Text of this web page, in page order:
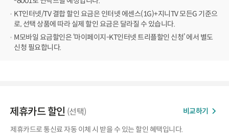
KT인터넷/TV 결합 할인 요금은 인터넷 에센스(1G)+지니TV 모든G 기준으
로, 선택 상품에 따라 실제 할인 요금은 달라질 수 있습니다.
M모바일 요금할인은 ‘마이페이지-KT인터넷 트리플할인 신청’ 에서 별도
신청 필요합니다.
제휴카드 할인 (선택) 비교하기
제휴카드로 통신료 자동 이체 시 받을 수 있는 할인 혜택입니다.